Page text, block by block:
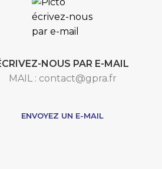
NOUS PAR E-MAIL
MAIL : contact@gpra.fr
ENVOYEZ UN E-MAIL